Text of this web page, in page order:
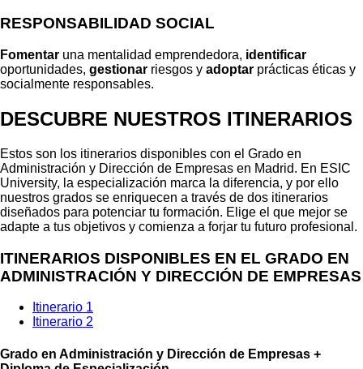
RESPONSABILIDAD SOCIAL
Fomentar una mentalidad emprendedora, identificar
oportunidades, gestionar riesgos y adoptar prácticas éticas y
socialmente responsables.
DESCUBRE NUESTROS ITINERARIOS
Estos son los itinerarios disponibles con el Grado en
Administración y Dirección de Empresas en Madrid. En ESIC
University, la especialización marca la diferencia, y por ello
nuestros grados se enriquecen a través de dos itinerarios
diseñados para potenciar tu formación. Elige el que mejor se
adapte a tus objetivos y comienza a forjar tu futuro profesional.
ITINERARIOS DISPONIBLES EN EL GRADO EN
ADMINISTRACIÓN Y DIRECCIÓN DE EMPRESAS
Itinerario 1
Itinerario 2
Grado en Administración y Dirección de Empresas +